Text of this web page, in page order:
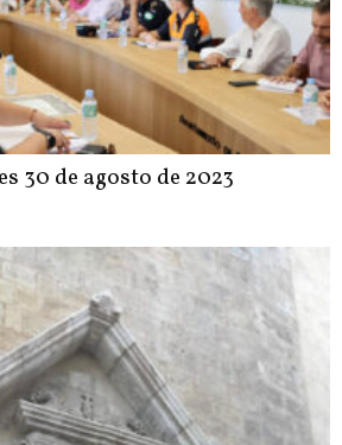
30 de agosto de 2023